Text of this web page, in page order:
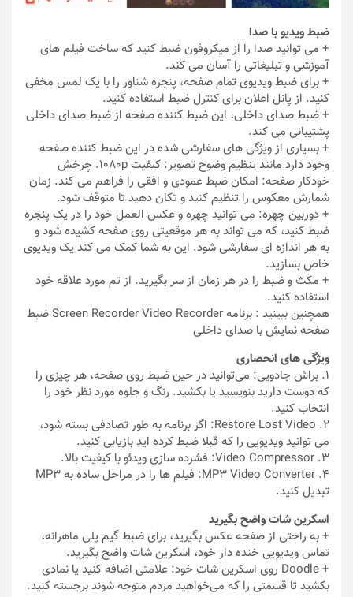
ضبط ویدیو با صدا
+ می توانید صدا را از میکروفون ضبط کنید که ساخت فیلم های
آموزشی و تبلیغاتی را آسان می کند.
+ برای ضبط ویدیوی تمام صفحه، پنجره شناور را با یک لمس مخفی
کنید. از پانل اعلان برای کنترل ضبط استفاده کنید.
+ ضبط صدای داخلی، این ضبط کننده صفحه از ضبط صدای داخلی
پشتیبانی می کند.
+ بسیاری از ویژگی های سفارشی شده در این ضبط کننده صفحه
وجود دارد مانند تنظیم وضوح تصویر: کیفیت 1080p. چرخش
خودکار صفحه: امکان ضبط عمودی و افقی را فراهم می کند. زمان
شمارش معکوس را تنظیم کنید و تکان دهید تا متوقف شود.
+ دوربین چهره: می توانید چهره و عکس العمل خود را در یک پنجره
ضبط کنید، که می تواند به هر موقعیتی روی صفحه کشیده شود و
به هر اندازه ای سفارشی شود. این به شما کمک می کند یک ویدیوی
خاص بسازید.
+ مکث و ضبط را در هر زمان از سر بگیرید. از تم مورد علاقه خود
استفاده کنید.
همچنین ببینید : برنامه Screen Recorder Video Recorder ضبط
صفحه نمایش با صدای داخلی
ویژگی های انحصاری
1. براش جادویی: می‌توانید در حین ضبط روی صفحه، هر چیزی را
که دوست دارید بنویسید یا بکشید. رنگ و جلوه مورد نظر خود را
انتخاب کنید.
2. Restore Lost Video: اگر برنامه به طور تصادفی بسته شود،
می توانید ویدیویی را که قبلا ضبط کرده اید بازیابی کنید.
3. Video Compressor: فشرده سازی ویدئو با کیفیت بالا.
4. MP3 Video Converter: فیلم ها را در مراحل ساده به MP3
تبدیل کنید.
اسکرین شات واضح بگیرید
+ به راحتی از صفحه عکس بگیرید، برای ضبط گیم پلی ماهرانه،
تماس ویدیویی خنده دار خود، اسکرین شات واضح بگیرید.
+ Doodle روی اسکرین شات خود: علامتی اضافه کنید یا نمادی
بکشید تا قسمتی را که می‌خواهید مردم متوجه شوند برجسته کنید.